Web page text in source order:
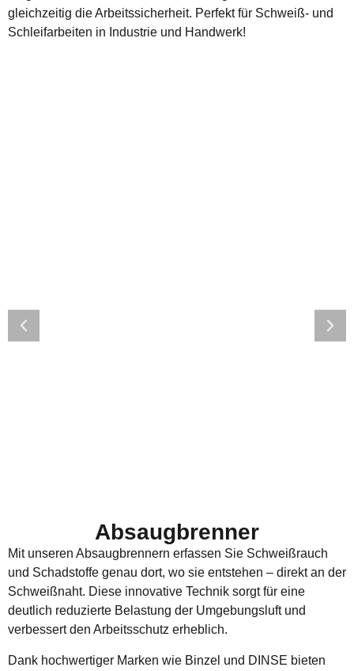
gleichzeitig die Arbeitssicherheit. Perfekt für Schweiß- und
Schleifarbeiten in Industrie und Handwerk!
Absaugbrenner
Mit unseren Absaugbrennern erfassen Sie Schweißrauch
und Schadstoffe genau dort, wo sie entstehen – direkt an der
Schweißnaht. Diese innovative Technik sorgt für eine
deutlich reduzierte Belastung der Umgebungsluft und
verbessert den Arbeitsschutz erheblich.
Dank hochwertiger Marken wie Binzel und DINSE bieten